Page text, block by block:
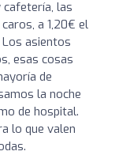
las
a 1,20€ el
asientos
esas cosas
de
la noche
de hospital.
lo que valen